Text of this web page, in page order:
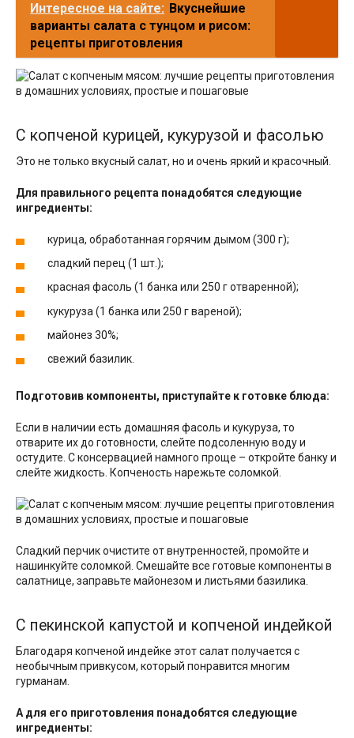
Интересное на сайте: Вкуснейшие
варианты салата с тунцом и рисом:
рецепты приготовления
С копченой курицей, кукурузой и фасолью
Это не только вкусный салат, но и очень яркий и красочный.
Для правильного рецепта понадобятся следующие
ингредиенты:
курица, обработанная горячим дымом (300 г);
сладкий перец (1 шт.);
красная фасоль (1 банка или 250 г отваренной);
кукуруза (1 банка или 250 г вареной);
майонез 30%;
свежий базилик.
Подготовив компоненты, приступайте к готовке блюда:
Если в наличии есть домашняя фасоль и кукуруза, то
отварите их до готовности, слейте подсоленную воду и
остудите. С консервацией намного проще – откройте банку и
слейте жидкость. Копченость нарежьте соломкой.
Сладкий перчик очистите от внутренностей, промойте и
нашинкуйте соломкой. Смешайте все готовые компоненты в
салатнице, заправьте майонезом и листьями базилика.
С пекинской капустой и копченой индейкой
Благодаря копченой индейке этот салат получается с
необычным привкусом, который понравится многим
гурманам.
А для его приготовления понадобятся следующие
ингредиенты: